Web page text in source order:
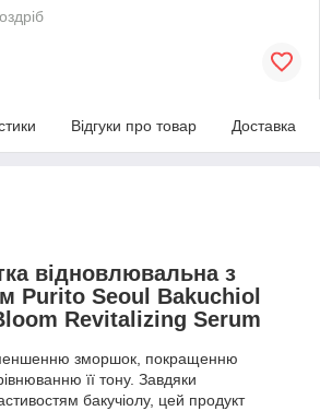
Відгуки про товар Доставка
відновлювальна з
Purito Seoul Bakuchiol
Revitalizing Serum
зморшок, покращенню
її тону. Завдяки
бакучіолу, цей продукт